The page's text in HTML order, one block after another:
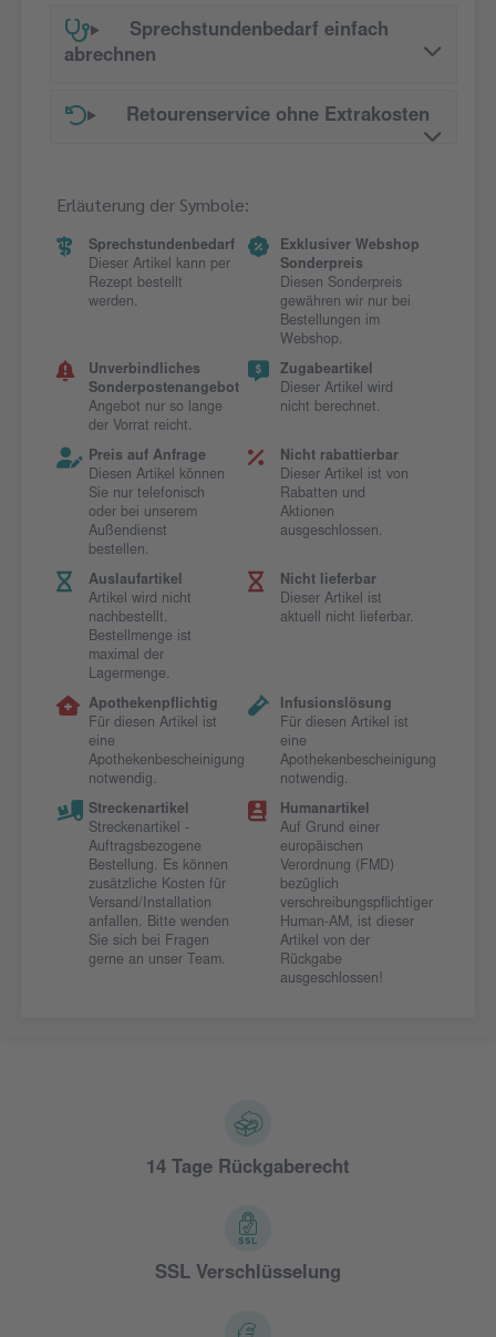
Sprechstundenbedarf einfach
abrechnen
Retourenservice ohne Extrakosten
Erläuterung der Symbole:
Sprechstundenbedarf
Dieser Artikel kann per
Rezept bestellt
werden.
Exklusiver Webshop
Sonderpreis
Diesen Sonderpreis
gewähren wir nur bei
Bestellungen im
Webshop.
Unverbindliches
Sonderpostenangebot
Angebot nur so lange
der Vorrat reicht.
Zugabeartikel
Dieser Artikel wird
nicht berechnet.
Preis auf Anfrage
Diesen Artikel können
Sie nur telefonisch
oder bei unserem
Außendienst
bestellen.
Nicht rabattierbar
Dieser Artikel ist von
Rabatten und
Aktionen
ausgeschlossen.
Auslaufartikel
Artikel wird nicht
nachbestellt.
Bestellmenge ist
maximal der
Lagermenge.
Nicht lieferbar
Dieser Artikel ist
aktuell nicht lieferbar.
Apothekenpflichtig
Für diesen Artikel ist
eine
Apothekenbescheinigung
notwendig.
Infusionslösung
Für diesen Artikel ist
eine
Apothekenbescheinigung
notwendig.
Streckenartikel
Streckenartikel -
Auftragsbezogene
Bestellung. Es können
zusätzliche Kosten für
Versand/Installation
anfallen. Bitte wenden
Sie sich bei Fragen
gerne an unser Team.
Humanartikel
Auf Grund einer
europäischen
Verordnung (FMD)
bezüglich
verschreibungspflichtiger
Human-AM, ist dieser
Artikel von der
Rückgabe
ausgeschlossen!
14 Tage Rückgaberecht
SSL Verschlüsselung